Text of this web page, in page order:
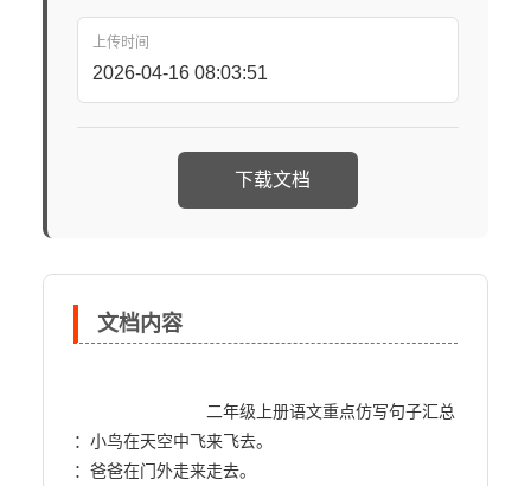
上传时间
2026-04-16 08:03:51
下载文档
文档内容
：小鸟在天空中飞来飞去。
：爸爸在门外走来走去。